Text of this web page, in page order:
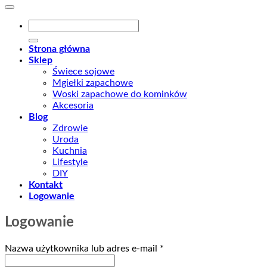
Strona główna
Sklep
Świece sojowe
Mgiełki zapachowe
Woski zapachowe do kominków
Akcesoria
Blog
Zdrowie
Uroda
Kuchnia
Lifestyle
DIY
Kontakt
Logowanie
Logowanie
Nazwa użytkownika lub adres e-mail *